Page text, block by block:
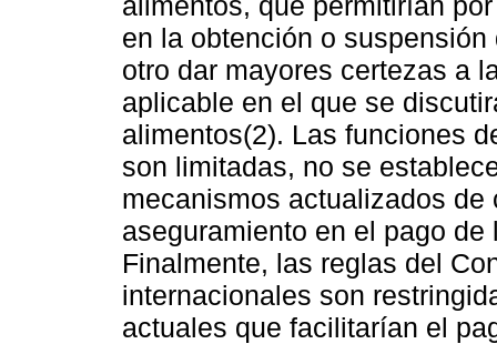
en la obtención o
otro dar mayores certezas a
aplicable en el que se
alimentos(2). Las funciones
son limitadas, no se
mecanismos actualizados
aseguramiento en el pago
Finalmente, las reglas del
internacionales son
actuales que facilitarían el